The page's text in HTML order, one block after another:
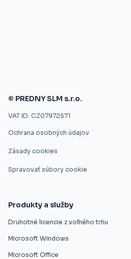
© PREDNY SLM s.r.o.
VAT ID: CZ07972571
Ochrana osobných údajov
Zásady cookies
Spravovať súbory cookie
Produkty a služby
Druhotné licencie z voľného trhu
Microsoft Windows
Microsoft Office